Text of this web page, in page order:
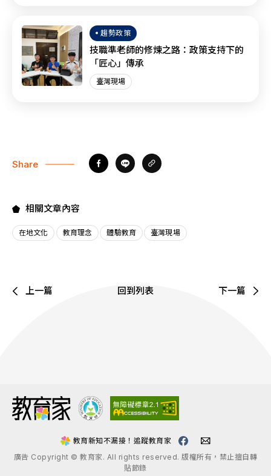
趨勢政策
技職準老師的修煉之路：政策支持下的
「匠心」傳承
臺灣現場
Share
相關文章內容
在地文化 教育理念 體驗教育 臺灣現場
上一篇 回到列表 下一篇
廣告 Copyright © 教育家. All rights reserved. 版權所有，禁止擅自轉
貼節錄
教育新知不漏接！追蹤教育家